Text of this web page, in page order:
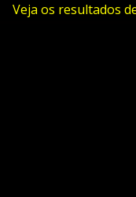
Veja os resultados